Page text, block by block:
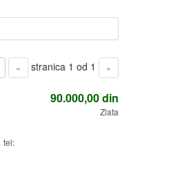
« stranica 1 od 1 »
tel:
90.000,00din
Zlata